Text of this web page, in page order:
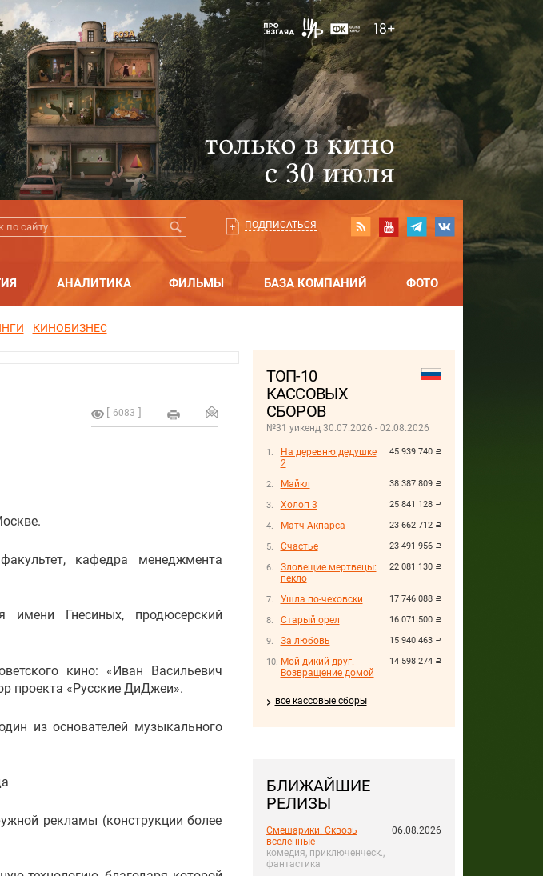
ПОДПИСАТЬСЯ
АНАЛИТИКА ФИЛЬМЫ БАЗА КОМПАНИЙ ФОТО
КИНОБИЗНЕС
ТОП-10
КАССОВЫХ
СБОРОВ
№31 уикенд 30.07.2026 - 02.08.2026
45 939 740 руб.
На деревню дедушке
2
38 387 809 руб.
Майкл
25 841 128 руб.
Холоп 3
23 662 712 руб.
Матч Акпарса
23 491 956 руб.
Счастье
22 081 130 руб.
Зловещие мертвецы:
пекло
17 746 088 руб.
Ушла по-чеховски
16 071 500 руб.
Старый орел
15 940 463 руб.
За любовь
14 598 274 руб.
Мой дикий друг.
Возвращение домой
все кассовые сборы
БЛИЖАЙШИЕ
РЕЛИЗЫ
Смешарики. Сквозь
вселенные
комедия, приключенческ.,
фантастика
06.08.2026
6083
кафедра менеджмента
Гнесиных, продюсерский
кино: «Иван Васильевич
проекта «Русские ДиДжеи».
из основателей музыкального
рекламы (конструкции более